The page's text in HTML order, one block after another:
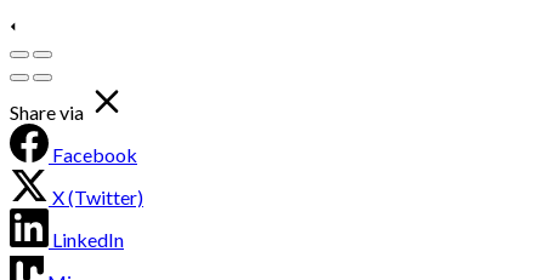
Share via
Facebook
X (Twitter)
LinkedIn